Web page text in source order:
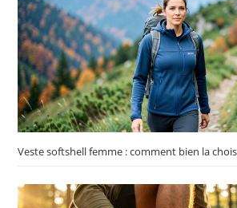
Veste softshell femme : comment bien la